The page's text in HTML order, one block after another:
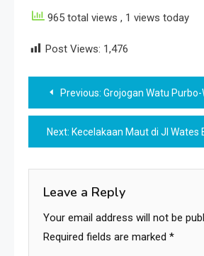
965 total views , 1 views today
Post Views: 1,476
Post
navigation
Previous: Grojogan Watu Purbo-Wisata Trend di
Next: Kecelakaan Maut di Jl Wates Barat
Leave a Reply
Your email address will not be
Required fields are marked *